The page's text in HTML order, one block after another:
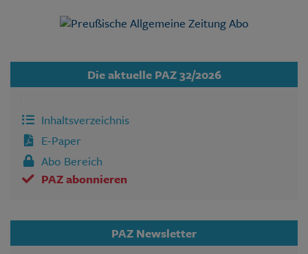
Die aktuelle PAZ 32/2026
Inhaltsverzeichnis
E-Paper
Abo Bereich
PAZ abonnieren
PAZ Newsletter